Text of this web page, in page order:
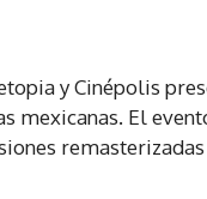
y Cinépolis
mexicanas. El